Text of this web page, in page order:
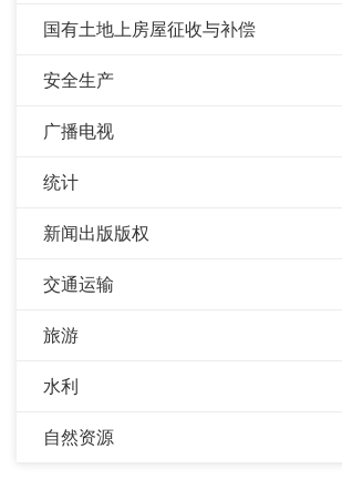
国有土地上房屋征收与补偿
安全生产
广播电视
统计
新闻出版版权
交通运输
旅游
水利
自然资源